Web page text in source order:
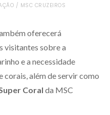
/ MSC CRUZEIROS
oferecerá
visitantes sobre a
e a necessidade
além de servir como
Coral da MSC